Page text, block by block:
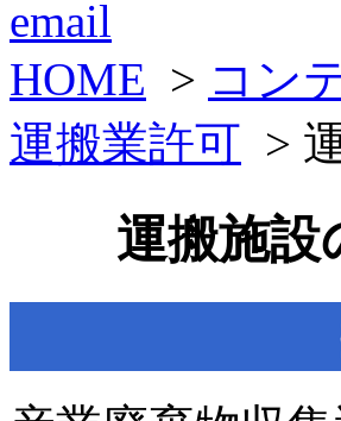
email
HOME > コン
運搬業許可 >
運搬施設